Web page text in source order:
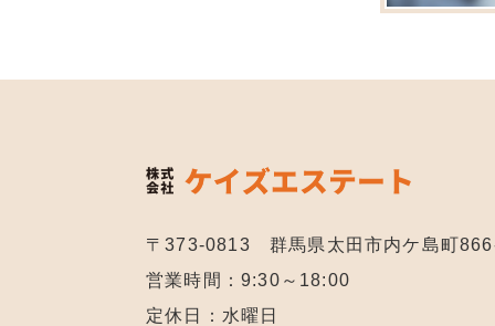
〒373-0813 群馬県太田市内ケ島町
営業時間：9:30～18:00
定休日：水曜日